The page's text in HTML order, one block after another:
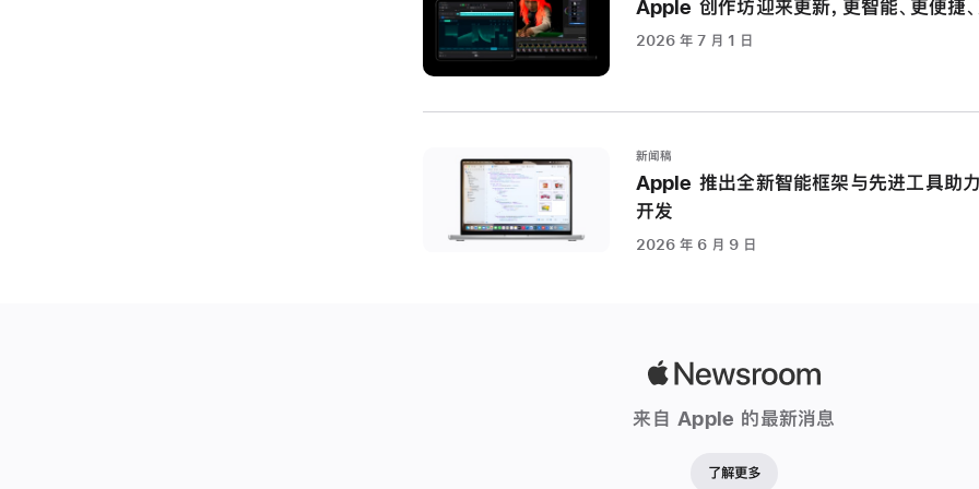
Apple 创作坊迎来更新，更智能、更便捷
2026 年 7 月 1 日
新闻稿
Apple 推出全新智能框架与先进工具助
开发
2026 年 6 月 9 日
来自 Apple 的最新消息
了解更多